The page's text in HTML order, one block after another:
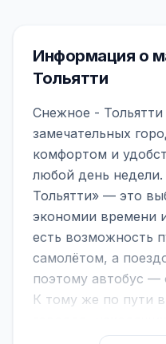
Информация о
Тольятти
Снежное -
замечательных
комфортом и
любой день
Тольятти» — это
экономии времени
есть возможность
самолётом, а
поэтому автобус —
К тому же по пути